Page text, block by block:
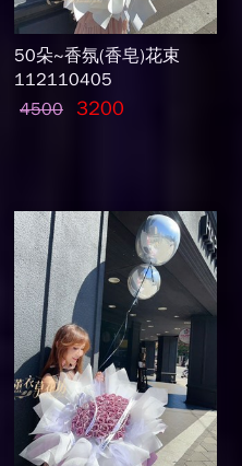
50朵~香氛(香皂)花束
112110405
4500 3200